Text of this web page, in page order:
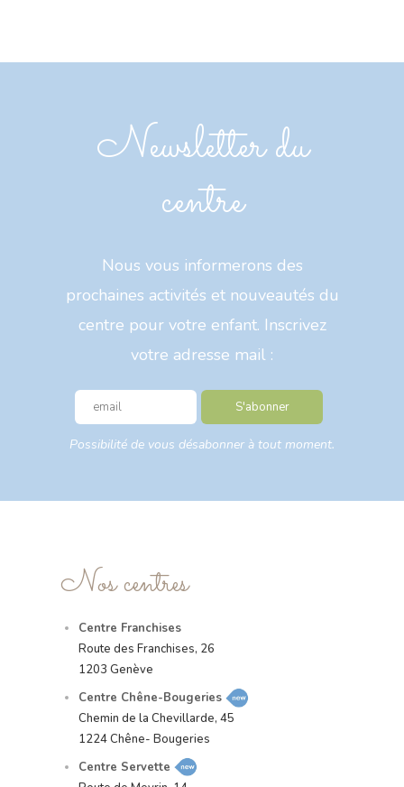
Newsletter du
centre
Nous vous informerons des
prochaines activités et nouveautés du
centre pour votre enfant. Inscrivez
votre adresse mail :
Possibilité de vous désabonner à tout moment.
Nos centres
Centre Franchises
Route des Franchises, 26
1203 Genève
Centre Chêne-Bougeries
Chemin de la Chevillarde, 45
1224 Chêne- Bougeries
Centre Servette